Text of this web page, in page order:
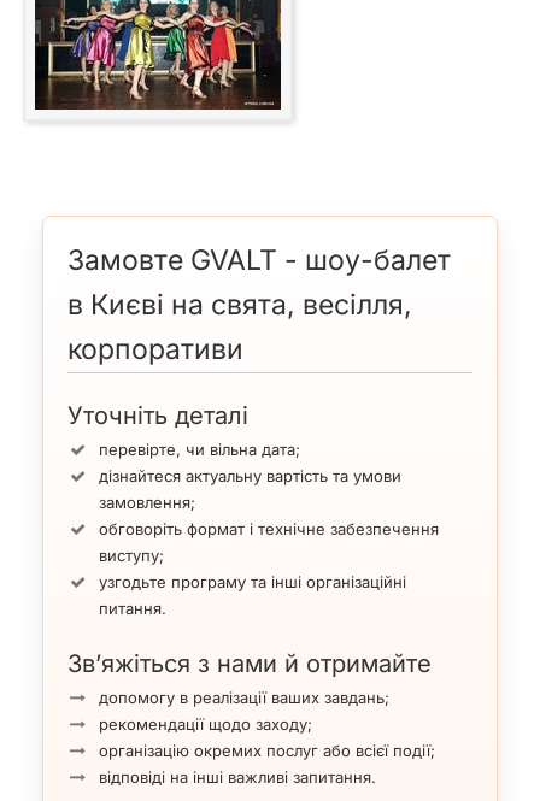
Замовте GVALT - шоу-балет
в Києві на свята, весілля,
корпоративи
Уточніть деталі
перевірте, чи вільна дата;
дізнайтеся актуальну вартість та умови
замовлення;
обговоріть формат і технічне забезпечення
виступу;
узгодьте програму та інші організаційні
питання.
Зв’яжіться з нами й отримайте
допомогу в реалізації ваших завдань;
рекомендації щодо заходу;
організацію окремих послуг або всієї події;
відповіді на інші важливі запитання.